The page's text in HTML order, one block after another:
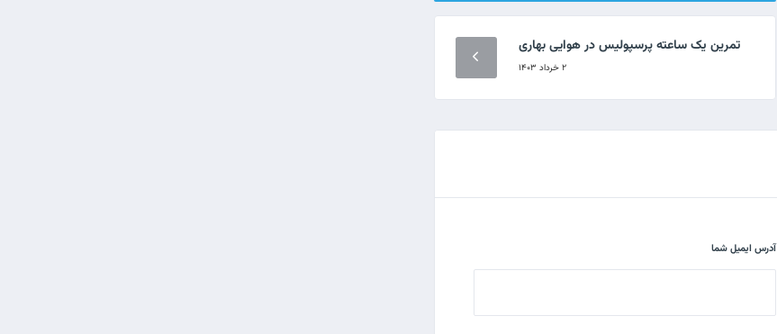
تمرین یک ساعته پرسپولیس در هوایی بهاری
۲ خرداد ۱۴۰۳
آدرس ایمیل شما